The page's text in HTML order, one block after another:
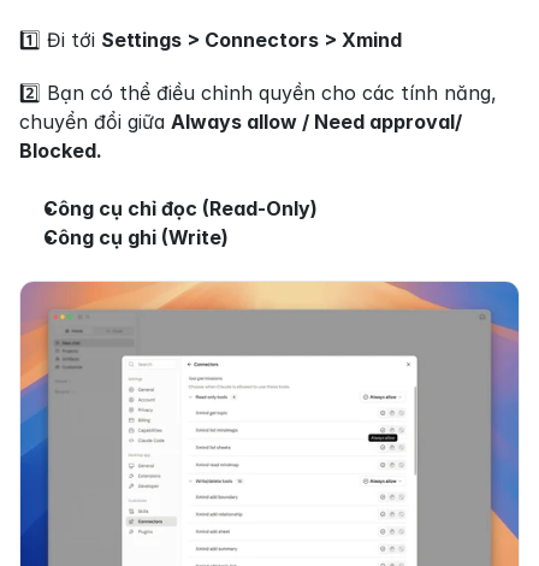
1️⃣ Đi tới Settings > Connectors > Xmind
2️⃣ Bạn có thể điều chỉnh quyền cho các tính năng,
chuyển đổi giữa Always allow / Need approval/
Blocked.
Công cụ chỉ đọc (Read-Only)
Công cụ ghi (Write)